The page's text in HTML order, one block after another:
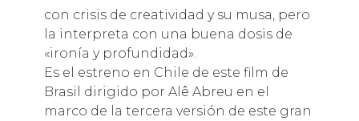
con crisis de creatividad y su musa, pero
la interpreta con una buena dosis de
«ironía y profundidad».
Es el estreno en Chile de este film de
Brasil dirigido por Alê Abreu en el
marco de la tercera versión de este gran